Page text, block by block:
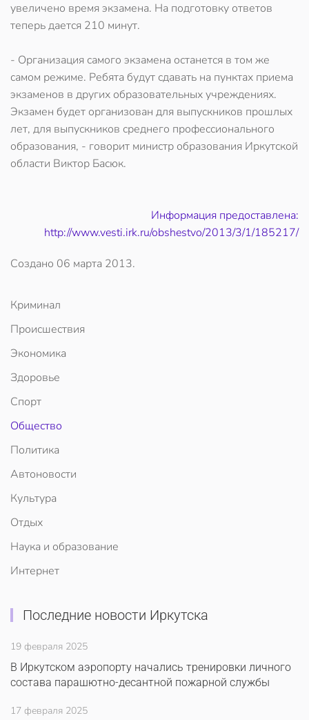
увеличено время экзамена. На подготовку ответов
теперь дается 210 минут.
- Организация самого экзамена останется в том же
самом режиме. Ребята будут сдавать на пунктах приема
экзаменов в других образовательных учреждениях.
Экзамен будет организован для выпускников прошлых
лет, для выпускников среднего профессионального
образования, - говорит министр образования Иркутской
области Виктор Басюк.
Информация предоставлена:
http://www.vesti.irk.ru/obshestvo/2013/3/1/185217/
Создано 06 марта 2013.
Криминал
Происшествия
Экономика
Здоровье
Спорт
Общество
Политика
Автоновости
Культура
Отдых
Наука и образование
Интернет
Последние новости Иркутска
19 февраля 2025
В Иркутском аэропорту начались тренировки личного
состава парашютно-десантной пожарной службы
17 февраля 2025